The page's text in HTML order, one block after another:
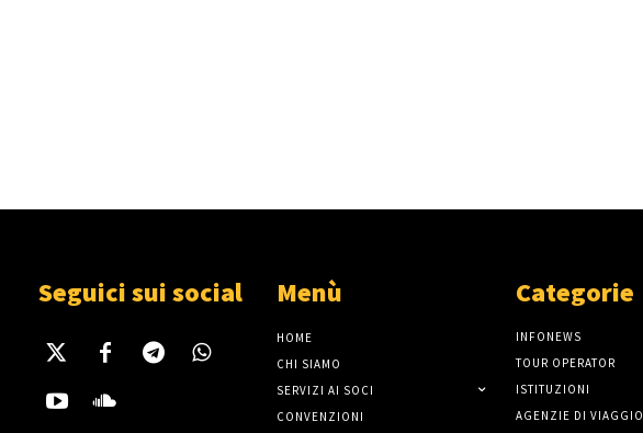
Seguici sui social Menù
HOME
CHI SIAMO
SERVIZI AI SOCI
CONVENZIONI
Categorie
INFONEWS
TOUR OPERATOR
ISTITUZIONI
AGENZIE DI VIAGGIO